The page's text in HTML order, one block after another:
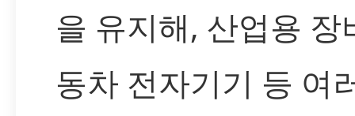
을 유지해, 산업용 장
동차 전자기기 등 여